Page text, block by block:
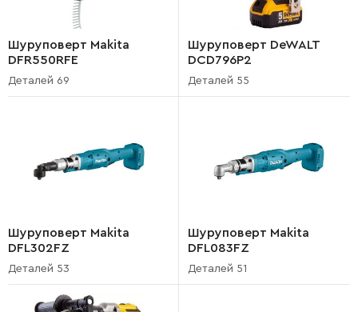
Шуруповерт Makita
DFR550RFE
Деталей 69
Шуруповерт DeWALT
DCD796P2
Деталей 55
Шуруповерт Makita
DFL302FZ
Деталей 53
Шуруповерт Makita
DFL083FZ
Деталей 51